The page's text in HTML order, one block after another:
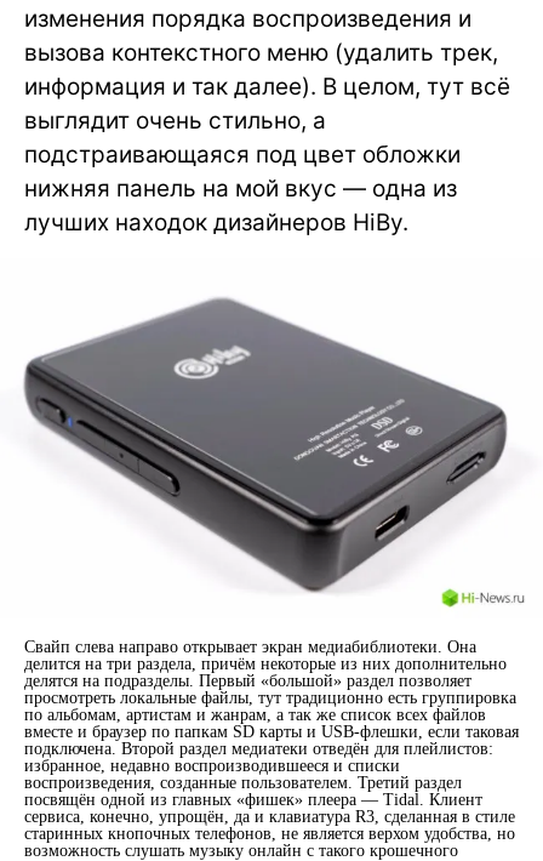
изменения порядка воспроизведения и
вызова контекстного меню (удалить трек,
информация и так далее). В целом, тут всё
выглядит очень стильно, а
подстраивающаяся под цвет обложки
нижняя панель на мой вкус — одна из
лучших находок дизайнеров HiBy.
Свайп слева направо открывает экран медиабиблиотеки. Она
делится на три раздела, причём некоторые из них дополнительно
делятся на подразделы. Первый «большой» раздел позволяет
просмотреть локальные файлы, тут традиционно есть группировка
по альбомам, артистам и жанрам, а так же список всех файлов
вместе и браузер по папкам SD карты и USB-флешки, если таковая
подключена. Второй раздел медиатеки отведён для плейлистов:
избранное, недавно воспроизводившееся и списки
воспроизведения, созданные пользователем. Третий раздел
посвящён одной из главных «фишек» плеера — Tidal. Клиент
сервиса, конечно, упрощён, да и клавиатура R3, сделанная в стиле
старинных кнопочных телефонов, не является верхом удобства, но
возможность слушать музыку онлайн с такого крошечного